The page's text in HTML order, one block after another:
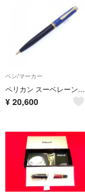
ペン/マーカー
ペリカン スーベレーンK600ブルーストライプ ボールペン
¥ 20,600